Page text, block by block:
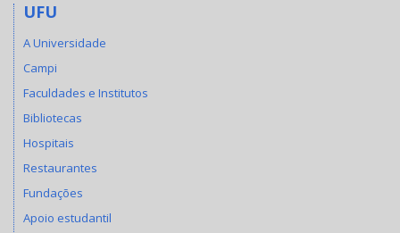
UFU
A Universidade
Campi
Faculdades e Institutos
Bibliotecas
Hospitais
Restaurantes
Fundações
Apoio estudantil